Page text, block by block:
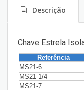
Descrição
Chave Estrela
Referência
MS21-6
MS21-1/4
MS21-7